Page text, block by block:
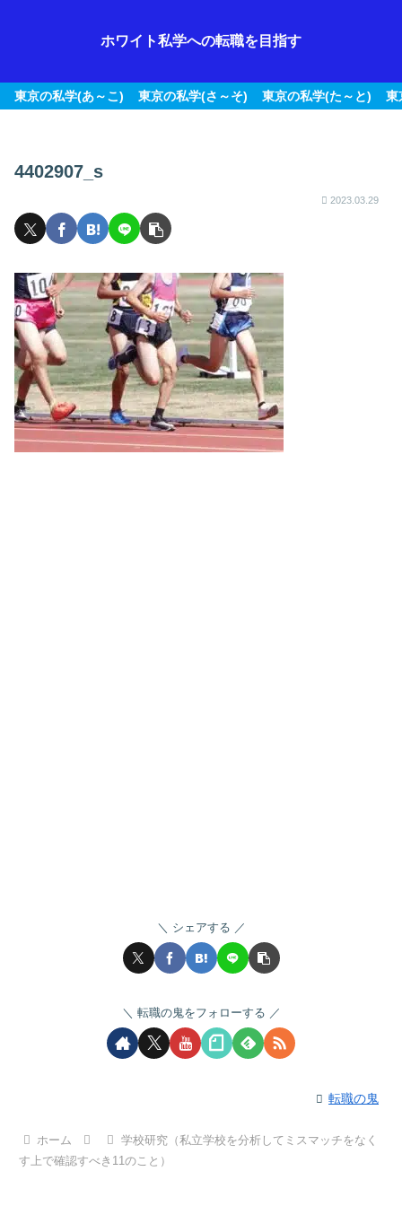
ホワイト私学への転職を目指す
東京の私学(あ～こ) 東京の私学(さ～そ) 東京の私学(た～と) 東
4402907_s
2023.03.29
シェアする
転職の鬼をフォローする
転職の鬼
ホーム
学校研究（私立学校を分析してミスマッチをなく
す上で確認すべき11のこと）